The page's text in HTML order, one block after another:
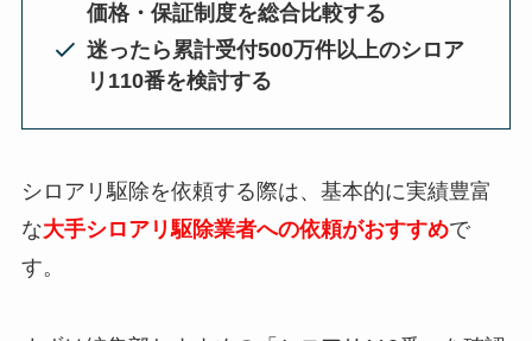
価格・保証制度を総合比較する
迷ったら累計受付500万件以上のシロア
リ110番を検討する
シロアリ駆除を依頼する際は、基本的に実績豊富
な大手シロアリ駆除業者への依頼がおすすめで
す。